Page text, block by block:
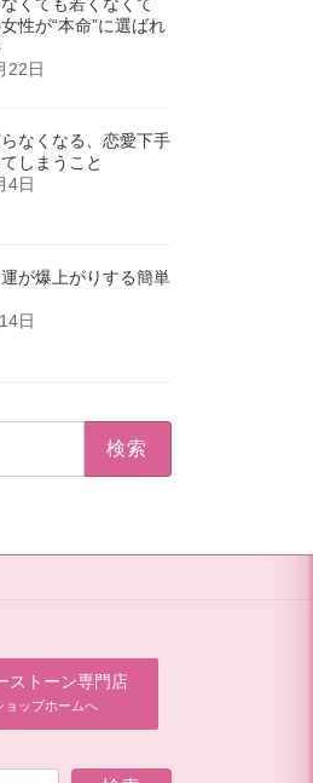
なくても若くなくて
性が“本命”に選ばれ
22日
なくなる、恋愛下手
しまうこと
4日
が爆上がりする簡単
日
ストーン専門店
ョップホームへ